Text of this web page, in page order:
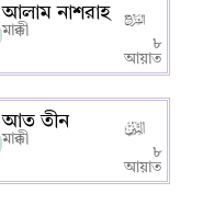
আলাম নাশরাহ
মাক্কী
৮
আয়াত
আত তীন
মাক্কী
৮
আয়াত